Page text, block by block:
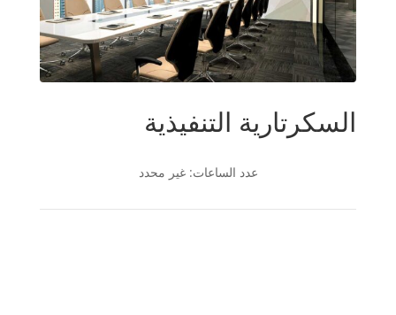
السكرتارية التنفيذية
عدد الساعات: غير محدد